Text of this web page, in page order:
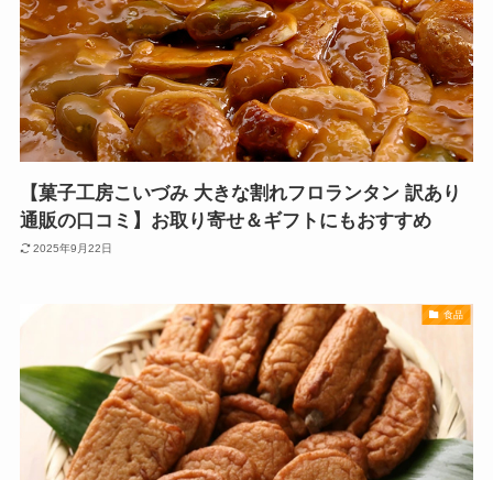
【菓子工房こいづみ 大きな割れフロランタン 訳あり
通販の口コミ】お取り寄せ＆ギフトにもおすすめ
2025年9月22日
食品